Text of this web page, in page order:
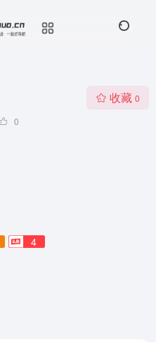
0
收藏 0
4